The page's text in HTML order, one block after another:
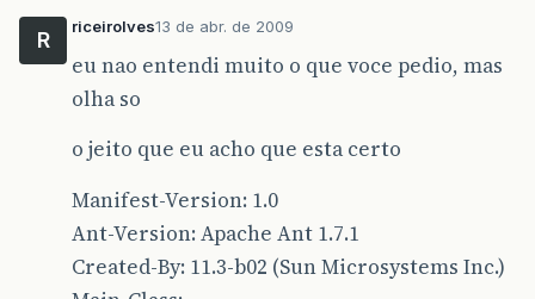
R
riceirolves13 de abr. de 2009
eu nao entendi muito o que voce pedio, mas
olha so
o jeito que eu acho que esta certo
Manifest-Version: 1.0
Ant-Version: Apache Ant 1.7.1
Created-By: 11.3-b02 (Sun Microsystems Inc.)